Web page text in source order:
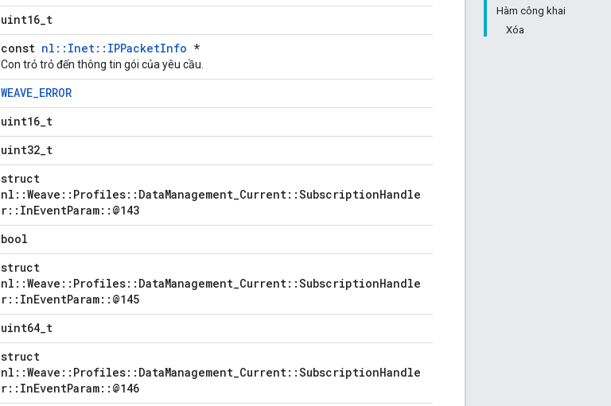
Hàm công khai
Xóa
uint16_t
const nl::Inet::IPPacketInfo *
Con trỏ trỏ đến thông tin gói của yêu cầu.
WEAVE_ERROR
uint16_t
uint32_t
struct
nl::Weave::Profiles::DataManagement_Current::SubscriptionHandle
r::InEventParam::@143
bool
struct
nl::Weave::Profiles::DataManagement_Current::SubscriptionHandle
r::InEventParam::@145
uint64_t
struct
nl::Weave::Profiles::DataManagement_Current::SubscriptionHandle
r::InEventParam::@146